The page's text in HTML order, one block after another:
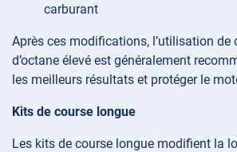
carburant
Après ces modifications, l’utilisation de
d’octane élevé est généralement
les meilleurs résultats et protéger le
Kits de course longue
Les kits de course longue modifient la